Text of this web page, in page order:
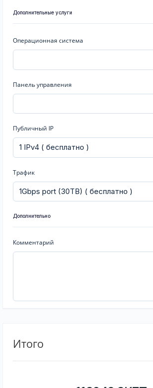
Дополнительные услуги
Операционная система
Панель управления
Публичный IP
Трафик
Дополнительно
Комментарий
Итого